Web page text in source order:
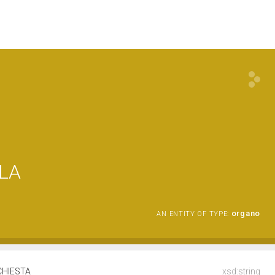
AN ENTITY OF TYPE: organo
xsd:string